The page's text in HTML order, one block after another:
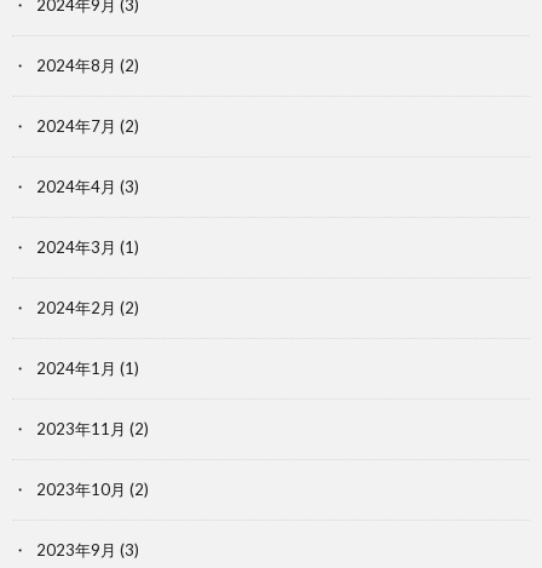
2024年9月 (3)
2024年8月 (2)
2024年7月 (2)
2024年4月 (3)
2024年3月 (1)
2024年2月 (2)
2024年1月 (1)
2023年11月 (2)
2023年10月 (2)
2023年9月 (3)